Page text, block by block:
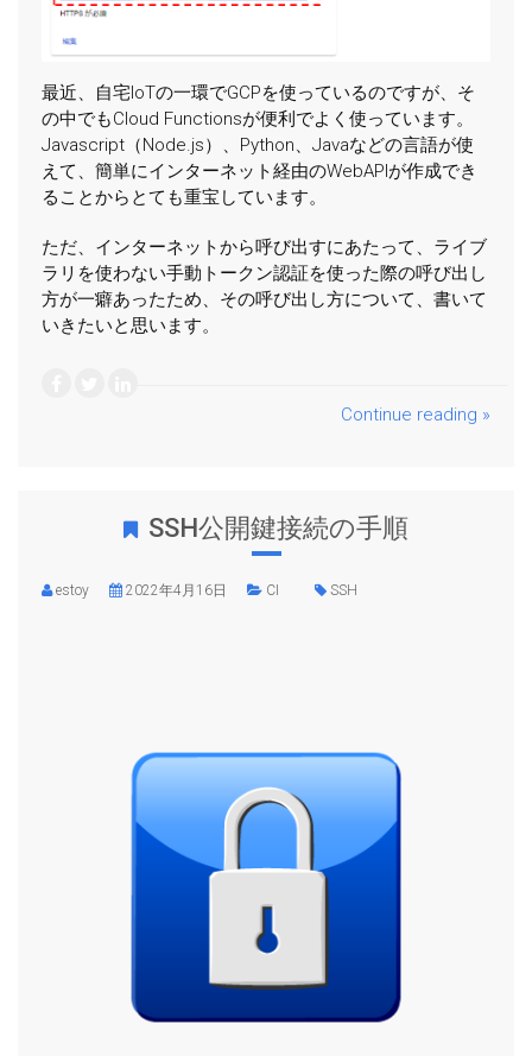
最近、自宅IoTの一環でGCPを使っているのですが、そ
の中でもCloud Functionsが便利でよく使っています。
Javascript（Node.js）、Python、Javaなどの言語が使
えて、簡単にインターネット経由のWebAPIが作成でき
ることからとても重宝しています。
ただ、インターネットから呼び出すにあたって、ライブ
ラリを使わない手動トークン認証を使った際の呼び出し
方が一癖あったため、その呼び出し方について、書いて
いきたいと思います。
Continue reading »
SSH公開鍵接続の手順
estoy 2022年4月16日 CI SSH